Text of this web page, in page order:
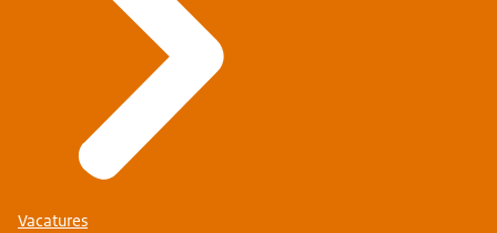
Vacatures